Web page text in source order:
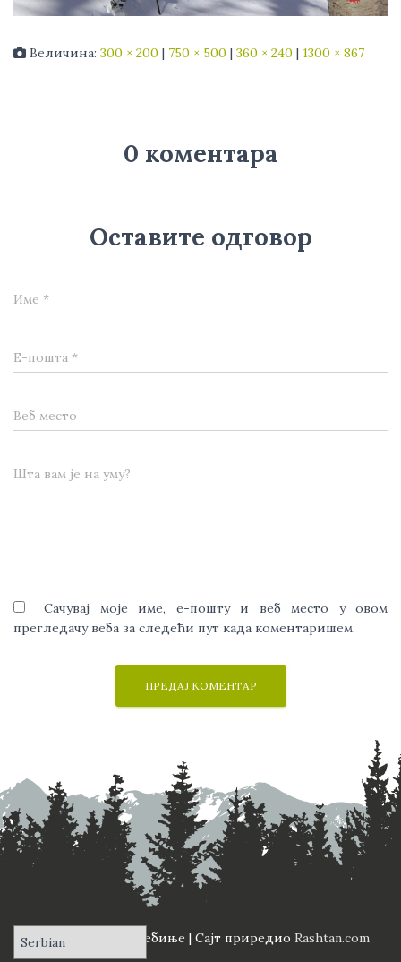
Величина: 300 × 200 | 750 × 500 | 360 × 240 | 1300 × 867
0 коментара
Оставите одговор
Име *
Е-пошта *
Веб место
Шта вам је на уму?
Сачувај моје име, е-пошту и веб место у овом
прегледачу веба за следећи пут када коментаришем.
ПД "Вучји Зуб" Требиње | Сајт приредио Rashtan.com